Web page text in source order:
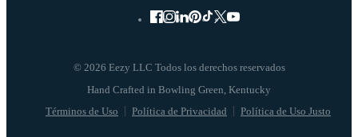
© 2026 Eezy LLC Todos los derechos reservados
Términos de Uso Política de Privacidad Política de Uso Justo